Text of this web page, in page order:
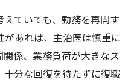
ていても、勤務を再開す
あれば、主治医は慎重に
係、業務負荷が大きなス
十分な回復を待たずに復職